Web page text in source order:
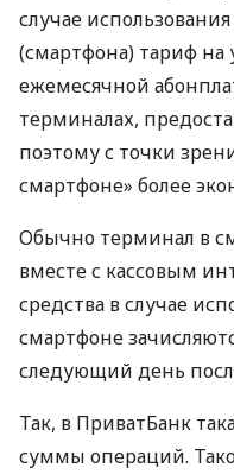
случае
(смартфона) тариф на
ежемесячной
терминалах,
поэтому с точки
смартфоне» более
Обычно терминал в
вместе с кассовым
средства в случае
смартфоне
следующий день
Так, в ПриватБанк
суммы операций.